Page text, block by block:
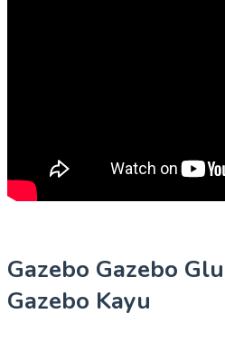
Gazebo Gazebo
Gazebo Kayu